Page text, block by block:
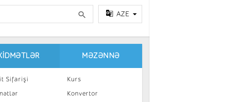
AZE
Sifarişi
MƏZƏNNƏ
Kurs
Konvertor